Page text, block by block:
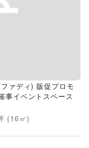
ァディ) 販促プロモ
事イベントスペース
(16 ㎡)